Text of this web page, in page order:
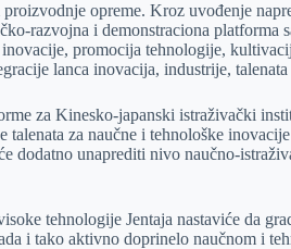
opreme. Kroz uvođenje
razvojna i demonstraciona platforma
promocija tehnologije,
lanca inovacija, industrije,
za Kinesko-japanski istraživački
za naučne i tehnološke
dodatno unaprediti nivo naučno-
tehnologije Jentaja nastaviće da
i tako aktivno doprinelo naučnom i